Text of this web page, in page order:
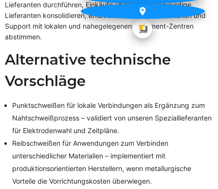
Lieferanten durchführen, Einkäufe über vertrauenswürdige
Lieferanten konsolidieren, erfahrene Hersteller einbeziehen und
Support mit lokalen und nahegelegenen Fulfillment-Zentren
abstimmen.
Alternative technische
Vorschläge
Punktschweißen für lokale Verbindungen als Ergänzung zum
Nahtschweißprozess – validiert von unseren Speziallieferanten
für Elektrodenwahl und Zeitpläne.
Reibschweißen für Anwendungen zum Verbinden
unterschiedlicher Materialien – implementiert mit
produktionsorientierten Herstellern, wenn metallurgische
Vorteile die Vorrichtungskosten überwiegen.